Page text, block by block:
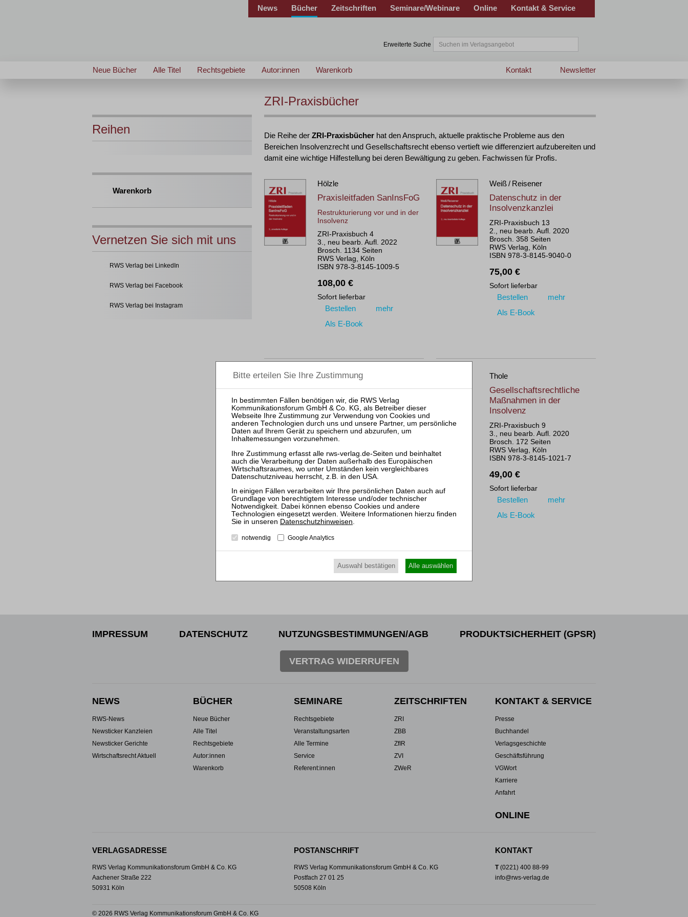
News Bücher Zeitschriften Seminare/Webinare Online Kontakt & Service
Erweiterte Suche
Neue Bücher Alle Titel Rechtsgebiete Autor:innen Warenkorb Newsletter
Kontakt
Reihen
Warenkorb
Vernetzen Sie sich mit uns
RWS Verlag bei LinkedIn
RWS Verlag bei Facebook
RWS Verlag bei Instagram
ZRI-Praxisbücher
Die Reihe der ZRI-Praxisbücher hat den Anspruch, aktuelle praktische Probleme aus den
Bereichen Insolvenzrecht und Gesellschaftsrecht ebenso vertieft wie differenziert aufzubereiten und
damit eine wichtige Hilfestellung bei deren Bewältigung zu geben. Fachwissen für Profis.
Hölzle
Praxisleitfaden SanInsFoG
Restrukturierung vor und in der
Insolvenz
ZRI-Praxisbuch 4
3., neu bearb. Aufl. 2022
Brosch. 1134 Seiten
RWS Verlag, Köln
ISBN 978-3-8145-1009-5
108,00 €
Sofort lieferbar
Bestellen
mehr
Als E-Book
Weiß / Reisener
Datenschutz in der
Insolvenzkanzlei
ZRI-Praxisbuch 13
2., neu bearb. Aufl. 2020
Brosch. 358 Seiten
RWS Verlag, Köln
ISBN 978-3-8145-9040-0
75,00 €
Sofort lieferbar
Bestellen
mehr
Als E-Book
Martini / Stark
Der Sachwalter
ZRI-Praxisbuch 6
2., neu bearb. Aufl. 2020
Brosch. 204 Seiten
RWS Verlag, Köln
ISBN 978-3-8145-9029-5
64,00 €
Sofort lieferbar
Bestellen
mehr
Als E-Book
Thole
Gesellschaftsrechtliche
Maßnahmen in der
Insolvenz
ZRI-Praxisbuch 9
3., neu bearb. Aufl. 2020
Brosch. 172 Seiten
RWS Verlag, Köln
ISBN 978-3-8145-1021-7
49,00 €
Sofort lieferbar
Bestellen
mehr
Als E-Book
IMPRESSUM DATENSCHUTZ NUTZUNGSBESTIMMUNGEN/AGB PRODUKTSICHERHEIT (GPSR)
VERTRAG WIDERRUFEN
NEWS
RWS-News
Newsticker Kanzleien
Newsticker Gerichte
Wirtschaftsrecht Aktuell
BÜCHER
Neue Bücher
Alle Titel
Rechtsgebiete
Autor:innen
Warenkorb
SEMINARE
Rechtsgebiete
Veranstaltungsarten
Alle Termine
Service
Referent:innen
ZEITSCHRIFTEN
ZRI
ZBB
ZfIR
ZVI
ZWeR
KONTAKT & SERVICE
Presse
Buchhandel
Verlagsgeschichte
Geschäftsführung
VGWort
Karriere
Anfahrt
ONLINE
VERLAGSADRESSE
RWS Verlag Kommunikationsforum GmbH & Co. KG
Aachener Straße 222
50931 Köln
POSTANSCHRIFT
RWS Verlag Kommunikationsforum GmbH & Co. KG
Postfach 27 01 25
50508 Köln
KONTAKT
T(0221) 400 88-99
info@rws-verlag.de
© 2026 RWS Verlag Kommunikationsforum GmbH & Co. KG
Datenschutzhinweisen.
notwendig Google Analytics
Auswahl bestätigen Alle auswählen